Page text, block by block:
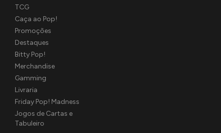
TCG
Caça ao Pop!
Promoções
Destaques
Bitty Pop!
Merchandise
Gamming
Livraria
Friday Pop! Madness
Jogos de Cartas e
Tabuleiro